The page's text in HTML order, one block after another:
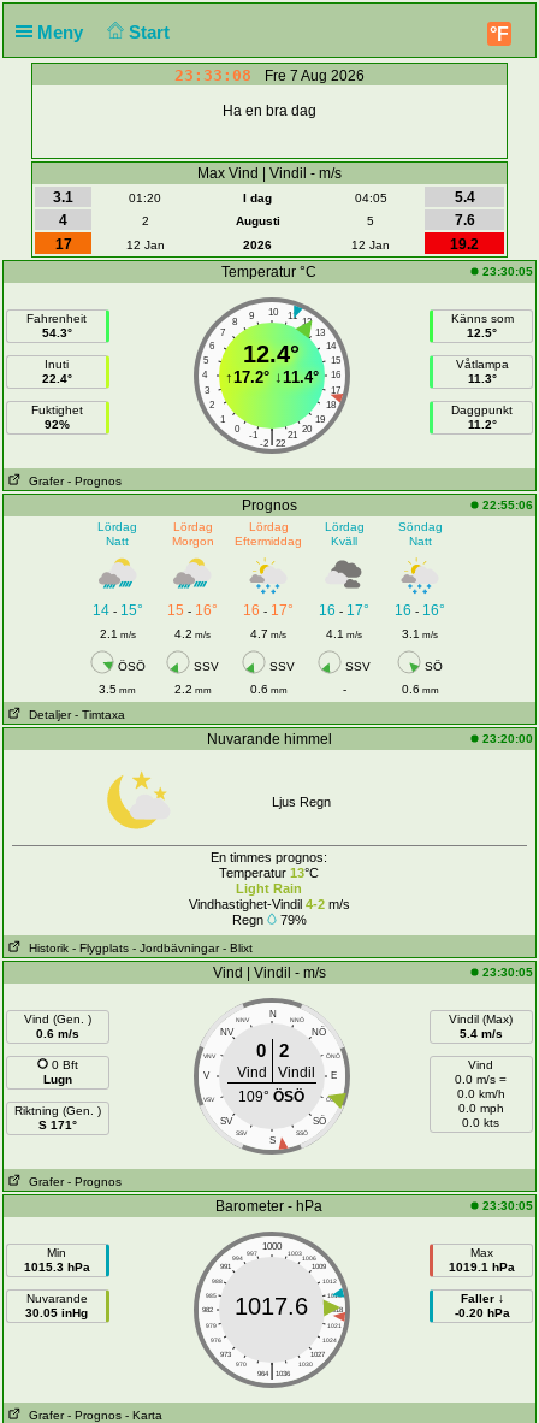
Meny Start °F
23:33:09 Fre 7 Aug 2026
Ha en bra dag
Max Vind | Vindil - m/s
3.1
01:20 I dag 04:05
5.4
4
2 Augusti 5
7.6
17
12 Jan 2026 12 Jan
19.2
Temperatur °C
23:30:05
Fahrenheit
54.3°
Inuti
22.4°
Fuktighet
92%
10
9 11
8
12
7
13
6
14
5
15
4
16
3
17
2
18
1
19
0
20
-1 21
|
-2 22
12.4°
↑17.2°↓11.4°
Känns som
12.5°
Våtlampa
11.3°
Daggpunkt
11.2°
Grafer - Prognos
Prognos
22:55:06
Lördag
Natt
Lördag
Morgon
Lördag
Eftermiddag
Lördag
Kväll
Söndag
Natt
14- 15° 15 - 16° 16 - 17° 16 - 17° 16 - 16°
2.1 m/s 4.2 m/s 4.7 m/s 4.1 m/s 3.1 m/s
ÖSÖ SSV SSV SSV
SÖ
3.5 mm 2.2 mm 0.6 mm - 0.6 mm
Detaljer - Timtaxa
Nuvarande himmel 23:20:00
Ljus Regn
En timmes prognos:
Temperatur13°C
Light Rain
Vindhastighet-Vindil 4-2m/s
Regn
79%
Historik - Flygplats - Jordbävningar - Blixt
Vind | Vindil - m/s 23:30:05
Vind (Gen. )
0.6 m/s
0 Bft
Lugn
Riktning (Gen. )
S 171°
N
NNV NNÖ
NV NÖ
VNV ÖNÖ
V E
VSV ÖSÖ
SV SÖ
SSV SSÖ
S
0 2
Vind
Vindil
109°ÖSÖ
Vindil (Max)
5.4 m/s
Vind
0.0 m/s =
0.0 km/h
0.0 mph
0.0 kts
Grafer - Prognos
Barometer - hPa 23:30:05
Min
1015.3 hPa
Nuvarande
30.05 inHg
1000
997 1003
994
1006
991
1009
988
1012
985
1015
982
1018
979
1021
976
1024
973
1027
970
1030
|
964 1036
1017.6
Max
1019.1 hPa
Faller ↓
-0.20 hPa
Grafer - Prognos - Karta